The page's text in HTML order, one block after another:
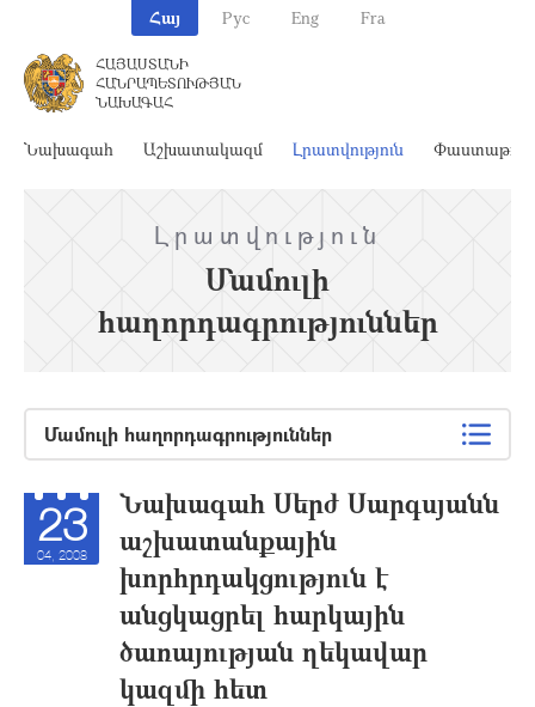
Հայ Рус Eng Fra
ՀԱՅԱՍՏԱՆԻ
ՀԱՆՐԱՊԵՏՈՒԹՅԱՆ
ՆԱԽԱԳԱՀ
Նախագահ Աշխատակազմ Լրատվություն
Լրատվություն
Մամուլի
հաղորդագրություններ
Մամուլի հաղորդագրություններ
23
04, 2008
Նախագահ Սերժ Սարգսյանն
աշխատանքային
խորհրդակցություն է
անցկացրել հարկային
ծառայության ղեկավար
կազմի հետ